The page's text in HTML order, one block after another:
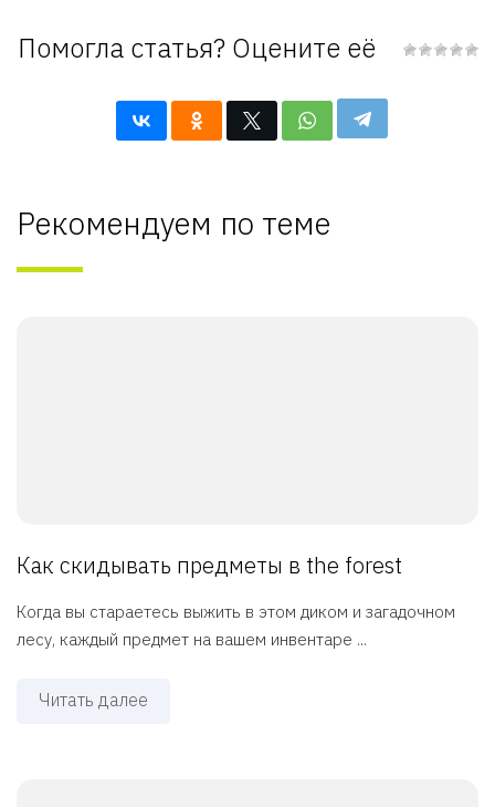
Помогла статья? Оцените её
Рекомендуем по теме
Как скидывать предметы в the forest
Когда вы стараетесь выжить в этом диком и загадочном
лесу, каждый предмет на вашем инвентаре ...
Читать далее